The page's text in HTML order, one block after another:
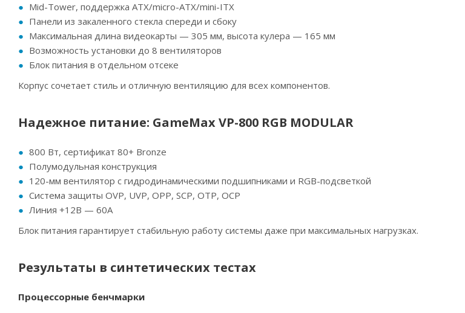
Mid-Tower, поддержка ATX/micro-ATX/mini-ITX
Панели из закаленного стекла спереди и сбоку
Максимальная длина видеокарты — 305 мм, высота кулера — 165 мм
Возможность установки до 8 вентиляторов
Блок питания в отдельном отсеке
Корпус сочетает стиль и отличную вентиляцию для всех компонентов.
Надежное питание: GameMax VP-800 RGB MODULAR
800 Вт, сертификат 80+ Bronze
Полумодульная конструкция
120-мм вентилятор с гидродинамическими подшипниками и RGB-подсветкой
Система защиты OVP, UVP, OPP, SCP, OTP, OCP
Линия +12В — 60А
Блок питания гарантирует стабильную работу системы даже при максимальных нагрузках.
Результаты в синтетических тестах
Процессорные бенчмарки